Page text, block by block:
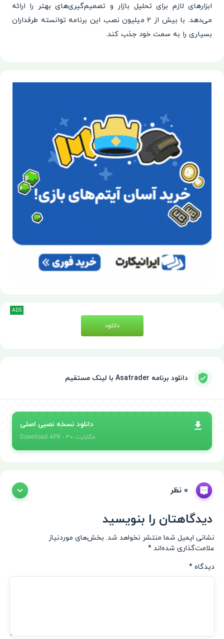
ابزارهای لازم برای تحلیل بازار و تصمیم‌گیری‌های بهتر را ارائه
می‌دهد. با بیش از 2 میلیون نصب این برنامه توانسته طرفداران
بسیاری را به سمت خود جذب کند.
دانلود
ADS
دانلود برنامه Asatrader با لینک مستقیم
دانلود نسخه نصبی اصلی
Download APK - 30 مگابایت
0 نظر
دیدگاهتان را بنویسید
نشانی ایمیل شما منتشر نخواهد شد. بخش‌های موردنیاز
علامت‌گذاری شده‌اند *
دیدگاه *